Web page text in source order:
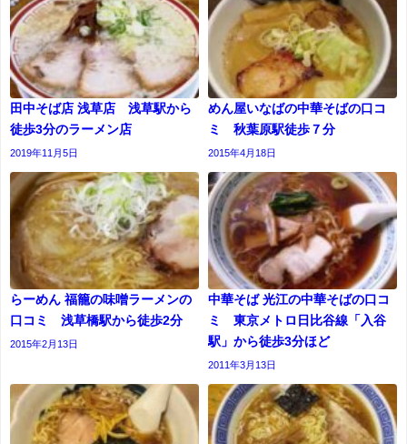
田中そば店 浅草店 浅草駅から
徒歩3分のラーメン店
2019年11月5日
めん屋いなばの中華そばの口コ
ミ 秋葉原駅徒歩７分
2015年4月18日
らーめん 福籠の味噌ラーメンの
口コミ 浅草橋駅から徒歩2分
2015年2月13日
中華そば 光江の中華そばの口コ
ミ 東京メトロ日比谷線「入谷
駅」から徒歩3分ほど
2011年3月13日